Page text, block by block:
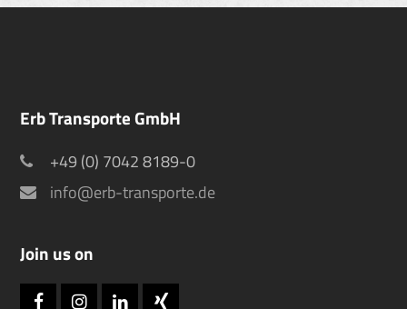
Erb Transporte GmbH
+49 (0) 7042 8189-0
info@erb-transporte.de
Join us on